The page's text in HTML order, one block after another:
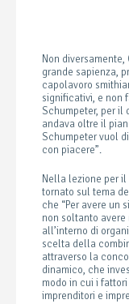
Non
grande sapienza,
capolavoro
significativi, e non
Schumpeter, per il
andava oltre il
Schumpeter vuol
con piacere”.
Nella lezione per il
tornato sul tema
che “Per avere un
non soltanto
all’interno di
scelta della
attraverso la
dinamico, che
modo in cui i
imprenditori e